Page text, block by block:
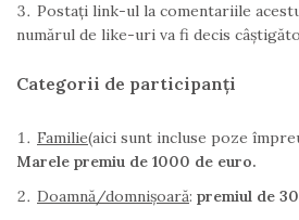
Postați link-ul la comentariile
numărul de like-uri va fi decis
Categorii de participanți
Familie(aici sunt incluse poze
Marele premiu de 1000 de euro.
Doamnă/domnișoară: premiul de